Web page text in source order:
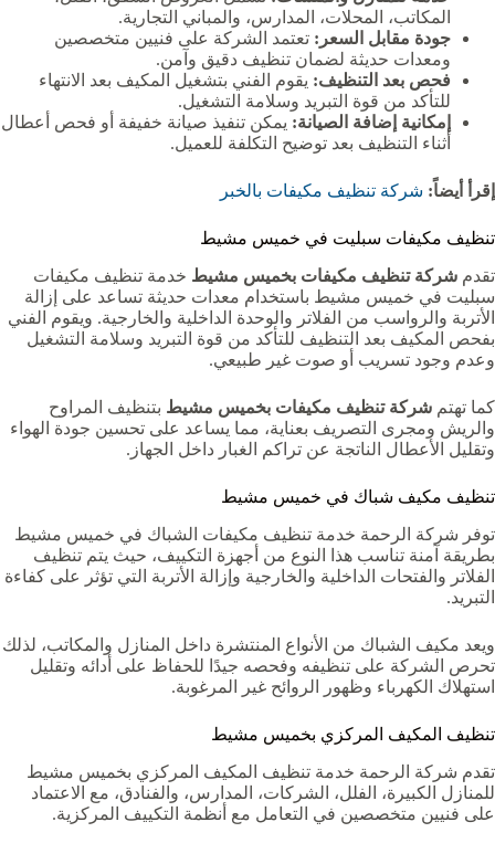
المكاتب، المحلات، المدارس، والمباني التجارية.
جودة مقابل السعر: تعتمد الشركة على فنيين متخصصين
ومعدات حديثة لضمان تنظيف دقيق وآمن.
فحص بعد التنظيف: يقوم الفني بتشغيل المكيف بعد الانتهاء
للتأكد من قوة التبريد وسلامة التشغيل.
إمكانية إضافة الصيانة: يمكن تنفيذ صيانة خفيفة أو فحص أعطال
أثناء التنظيف بعد توضيح التكلفة للعميل.
إقرأ أيضاً: شركة تنظيف مكيفات بالخبر
تنظيف مكيفات سبليت في خميس مشيط
تقدم شركة تنظيف مكيفات بخميس مشيط خدمة تنظيف مكيفات
سبليت في خميس مشيط باستخدام معدات حديثة تساعد على إزالة
الأتربة والرواسب من الفلاتر والوحدة الداخلية والخارجية. ويقوم الفني
بفحص المكيف بعد التنظيف للتأكد من قوة التبريد وسلامة التشغيل
وعدم وجود تسريب أو صوت غير طبيعي.
كما تهتم شركة تنظيف مكيفات بخميس مشيط بتنظيف المراوح
والريش ومجرى التصريف بعناية، مما يساعد على تحسين جودة الهواء
وتقليل الأعطال الناتجة عن تراكم الغبار داخل الجهاز.
تنظيف مكيف شباك في خميس مشيط
توفر شركة الرحمة خدمة تنظيف مكيفات الشباك في خميس مشيط
بطريقة آمنة تناسب هذا النوع من أجهزة التكييف، حيث يتم تنظيف
الفلاتر والفتحات الداخلية والخارجية وإزالة الأتربة التي تؤثر على كفاءة
التبريد.
ويعد مكيف الشباك من الأنواع المنتشرة داخل المنازل والمكاتب، لذلك
تحرص الشركة على تنظيفه وفحصه جيدًا للحفاظ على أدائه وتقليل
استهلاك الكهرباء وظهور الروائح غير المرغوبة.
تنظيف المكيف المركزي بخميس مشيط
تقدم شركة الرحمة خدمة تنظيف المكيف المركزي بخميس مشيط
للمنازل الكبيرة، الفلل، الشركات، المدارس، والفنادق، مع الاعتماد
على فنيين متخصصين في التعامل مع أنظمة التكييف المركزية.